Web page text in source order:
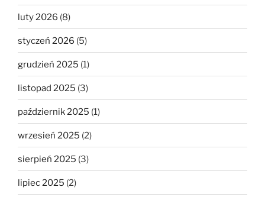
luty 2026 (8)
styczeń 2026 (5)
grudzień 2025 (1)
listopad 2025 (3)
październik 2025 (1)
wrzesień 2025 (2)
sierpień 2025 (3)
lipiec 2025 (2)